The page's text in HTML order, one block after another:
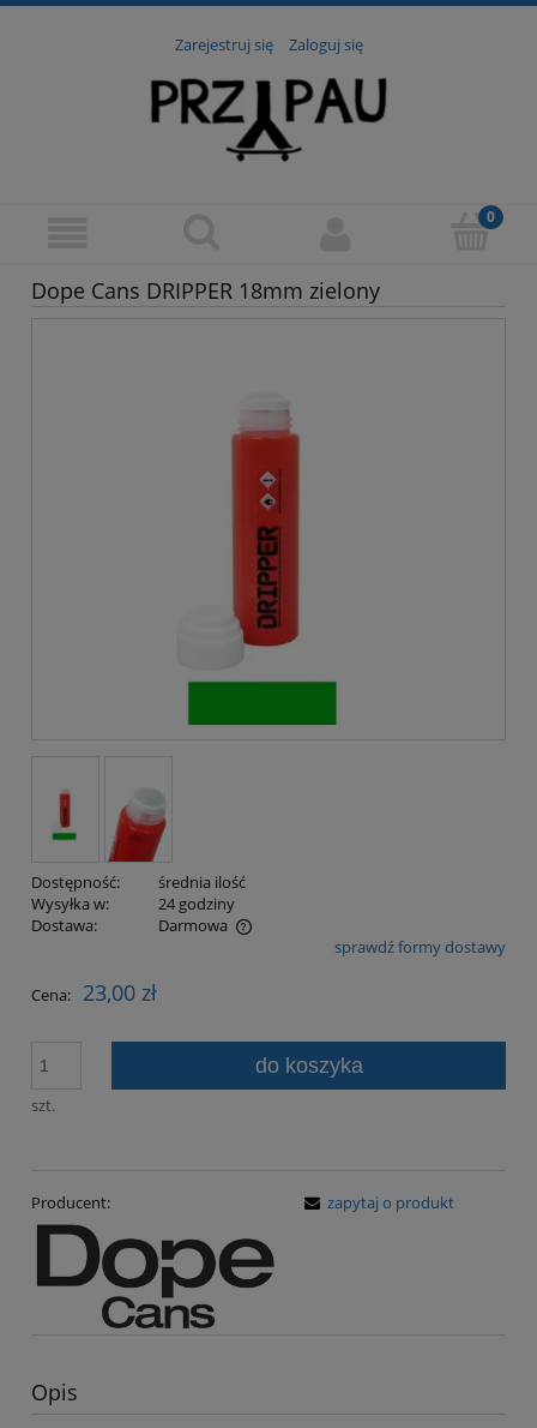
Zarejestruj się Zaloguj się
Dope Cans DRIPPER 18mm zielony
Dostępność:
średnia ilość
Wysyłka w:
24 godziny
Dostawa:
Darmowa
Cena nie zawiera ewentualnych kosztów płatnościsprawdź formy dostawy
Cena: 23,00 zł
szt.
do koszyka
Producent: zapytaj o produkt
Opis